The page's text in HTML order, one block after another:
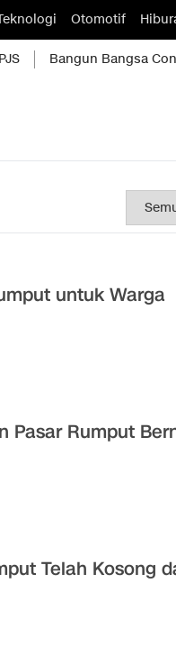
Otomotif
Bangun Bangsa
untuk Warga
Pasar Rumput
Telah Kosong